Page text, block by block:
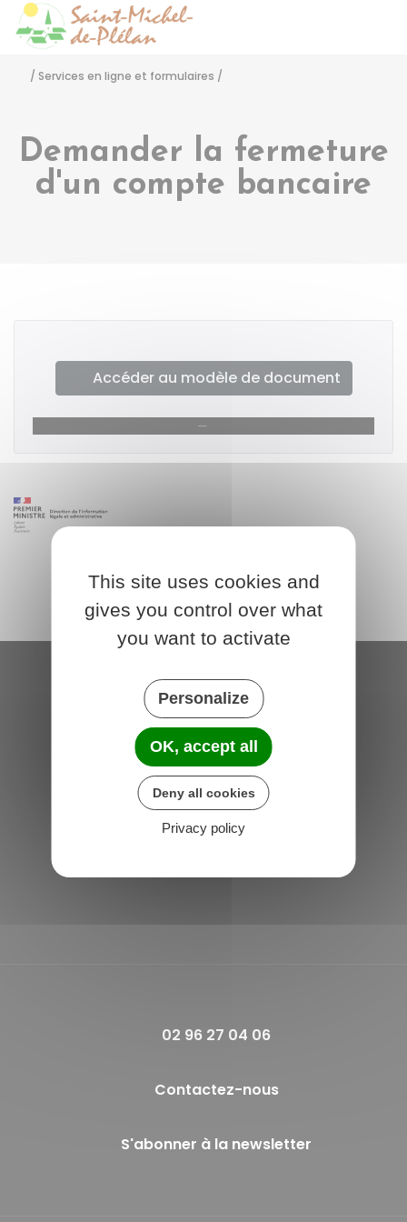
/ Services en ligne et formulaires /
Demander la fermeture
d'un compte bancaire
Accéder au modèle de document
Saint-Michel-de-Plélan
4 rue des Terre Neuvas
22980 Saint-Michel-de-Plélan
France
Horaires de la mairie
02 96 27 04 06
Contactez-nous
S'abonner à la newsletter
This site uses cookies and
gives you control over what
you want to activate
Personalize
OK, accept all
Deny all cookies
Privacy policy